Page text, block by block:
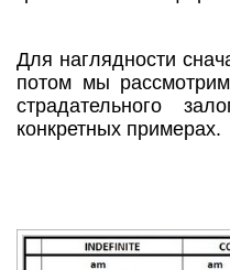
Для наглядности
потом мы
страдательного
конкретных примерах.